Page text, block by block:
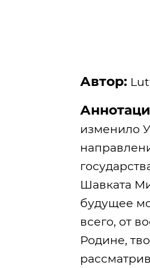
Автор:
изменило
Шавката
будущее
всего, от
Родине,